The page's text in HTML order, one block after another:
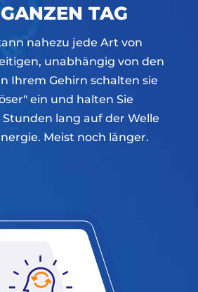
TAG
nahezu jede Art von
unabhängig von den
Ihrem Gehirn schalten sie
ein und halten Sie
lang auf der Welle
Meist noch länger.